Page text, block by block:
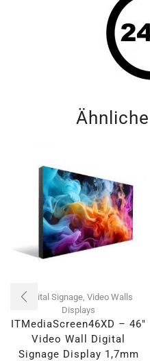
Digital Signage, Video Walls
Displays
ITMediaScreen46XD – 46″
Video Wall Digital
Signage Display 1,7mm